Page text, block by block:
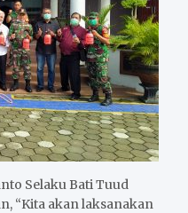
Selaku Bati Tuud
“Kita akan laksanakan